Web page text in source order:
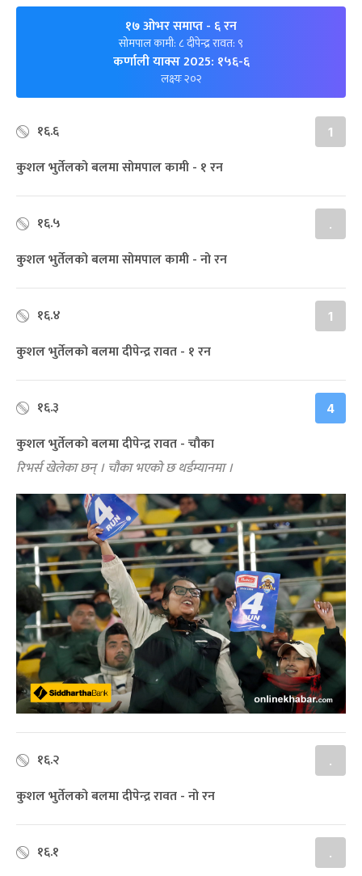
१७ ओभर समाप्त- ६ रन
सोमपाल कामी: ८ दीपेन्द्र रावत: ९
कर्णाली याक्स 2025: १५६-६
लक्ष्यः २०२
१६.६ 1
कुशल भुर्तेलको बलमा सोमपाल कामी - १ रन
१६.५ .
कुशल भुर्तेलको बलमा सोमपाल कामी - नो रन
१६.४ 1
कुशल भुर्तेलको बलमा दीपेन्द्र रावत - १ रन
१६.३ 4
कुशल भुर्तेलको बलमा दीपेन्द्र रावत - चौका
रिभर्स खेलेका छन् । चौका भएको छ थर्डम्यानमा ।
१६.२ .
कुशल भुर्तेलको बलमा दीपेन्द्र रावत - नो रन
१६.१ .